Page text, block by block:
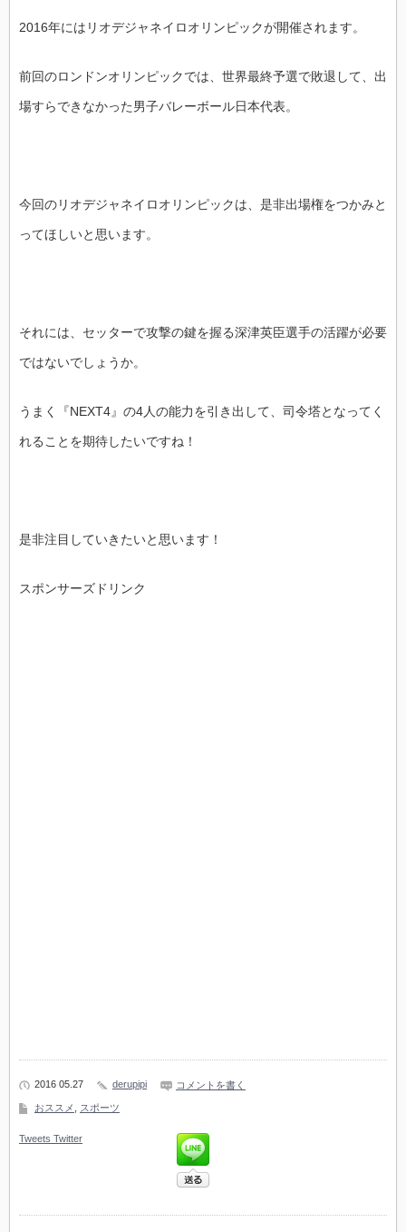
2016年にはリオデジャネイロオリンピックが開催されます。
前回のロンドンオリンピックでは、世界最終予選で敗退して、出
場すらできなかった男子バレーボール日本代表。
今回のリオデジャネイロオリンピックは、是非出場権をつかみと
ってほしいと思います。
それには、セッターで攻撃の鍵を握る深津英臣選手の活躍が必要
ではないでしょうか。
うまく『NEXT4』の4人の能力を引き出して、司令塔となってく
れることを期待したいですね！
是非注目していきたいと思います！
スポンサーズドリンク
2016 05.27 derupipi コメントを書く
おススメ スポーツ
Tweets Twitter